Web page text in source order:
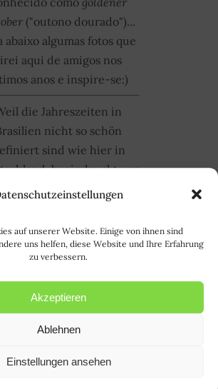
auf unserer Website. Einige von ihnen sind
uns helfen, diese Website und Ihre Erfahrung
zu verbessern.
Akzeptieren
Ablehnen
Einstellungen ansehen
("outono dourado")...
abaixo algumas fotos que
aqui de amigos nos
anos e inspire-se:)
die Jahreszeiten in
nicht so schön
sind wie hier in
beeindruckt uns
Herbst umso mehr!
schönen Fotoshootings
Hier ein paar der Bilder,
ich ich in den letzten
von Freunden gemacht
Es ist noch nicht zu spät
für ein paar Fotos in